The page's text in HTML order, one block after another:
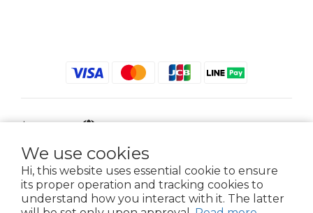
We use cookies
Hi, this website uses essential cookie to ensure
its proper operation and tracking cookies to
understand how you interact with it. The latter
$ TWD English
2021 © iGreenbag | DoaBag | Working Hrs 8:30 - 18:00｜新北市新莊區中正路
659-5號3樓 | 02-2903-8800 | 統編 : 28396448 (唯一統編無關係企業)